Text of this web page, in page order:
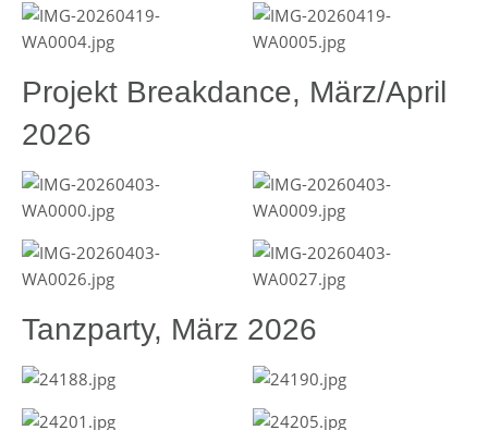
Projekt Breakdance, März/April
2026
Tanzparty, März 2026